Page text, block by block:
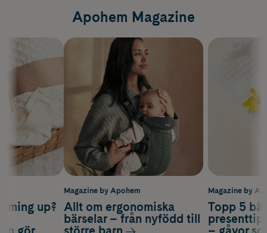
Apohem Magazine
Magazine by
Topp 5
up?
Magazine by Apohem
Allt om ergonomiska
bärselar – från nyfödd till